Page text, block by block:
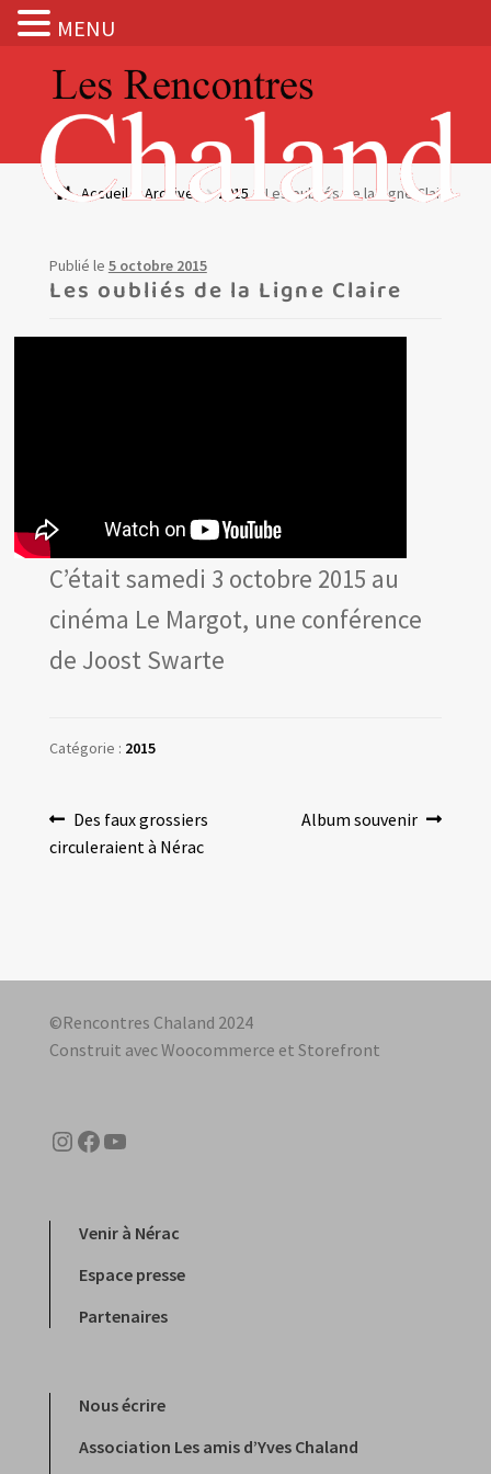
navigation
contenu
Actualités
BOUTIQUE
Les Rencontres Chaland
LUDIBD
Accueil Archives 2015 Les oubliés de la Ligne Claire
Publié le 5 octobre 2015
Les oubliés de la Ligne Claire
C’était samedi 3 octobre 2015 au
cinéma Le Margot, une conférence
de Joost Swarte
Catégorie : 2015
Navigation
de
Article
précédent :
Des faux grossiers
circuleraient à Nérac
Article
Album souvenir
©Rencontres Chaland 2024
Construit avec Woocommerce et Storefront
Instagram
Facebook
YouTube
Venir à Nérac
Espace presse
Partenaires
Nous écrire
Association Les amis d’Yves Chaland
MENU